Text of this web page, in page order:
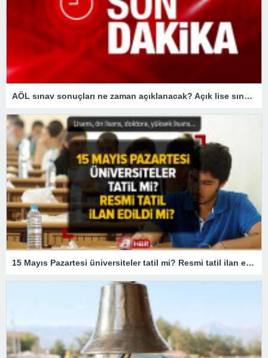
AÖL sınav sonuçları ne zaman açıklanacak? Açık lise sınav sonuçları bugün açıklanır mı?
15 Mayıs Pazartesi üniversiteler tatil mi? Resmi tatil ilan edildi mi? Lisans, ön lisans, doktora, yüksek lisans…